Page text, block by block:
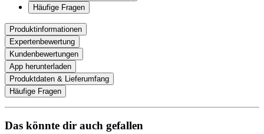
Häufige Fragen
Produktinformationen
Expertenbewertung
Kundenbewertungen
App herunterladen
Produktdaten & Lieferumfang
Häufige Fragen
Das könnte dir auch gefallen